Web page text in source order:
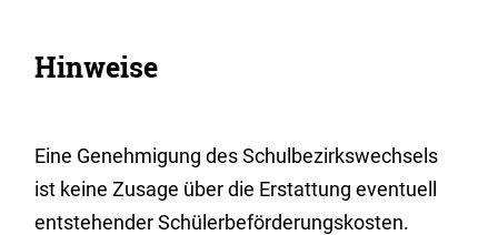
Hinweise
Eine Genehmigung des Schulbezirkswechsels
ist keine Zusage über die Erstattung eventuell
entstehender Schülerbeförderungskosten.